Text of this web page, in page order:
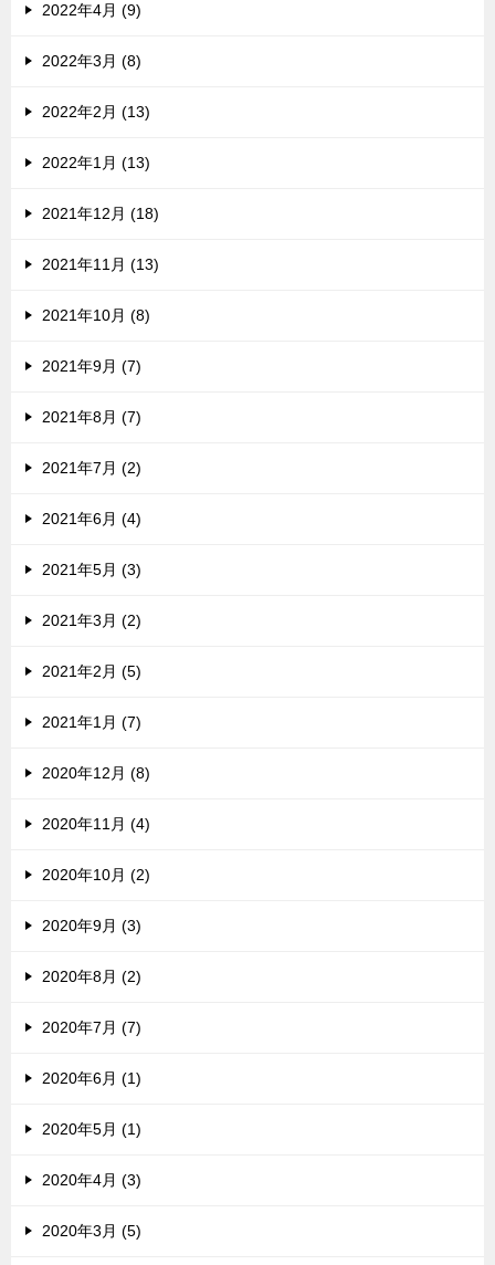
2022年4月 (9)
2022年3月 (8)
2022年2月 (13)
2022年1月 (13)
2021年12月 (18)
2021年11月 (13)
2021年10月 (8)
2021年9月 (7)
2021年8月 (7)
2021年7月 (2)
2021年6月 (4)
2021年5月 (3)
2021年3月 (2)
2021年2月 (5)
2021年1月 (7)
2020年12月 (8)
2020年11月 (4)
2020年10月 (2)
2020年9月 (3)
2020年8月 (2)
2020年7月 (7)
2020年6月 (1)
2020年5月 (1)
2020年4月 (3)
2020年3月 (5)